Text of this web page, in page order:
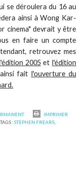
se déroulera du 16 au
ainsi à Wong Kar-
cinema" devrait y être
en faire un compte
retrouvez mes
2005et l'édition
fait l'ouverture du
IMPRIMER
TAGS :STEPHEN FREARS,